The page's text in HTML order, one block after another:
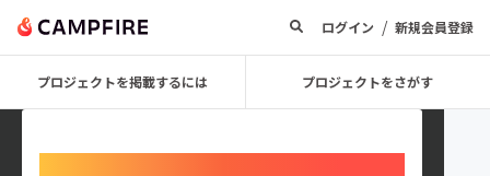
ログイン / 新規会員登録
プロジェクトを掲載するには プロジェクトをさがす